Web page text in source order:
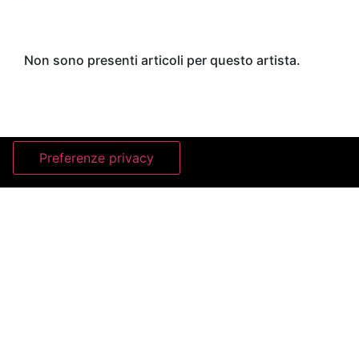
Non sono presenti articoli per questo artista.